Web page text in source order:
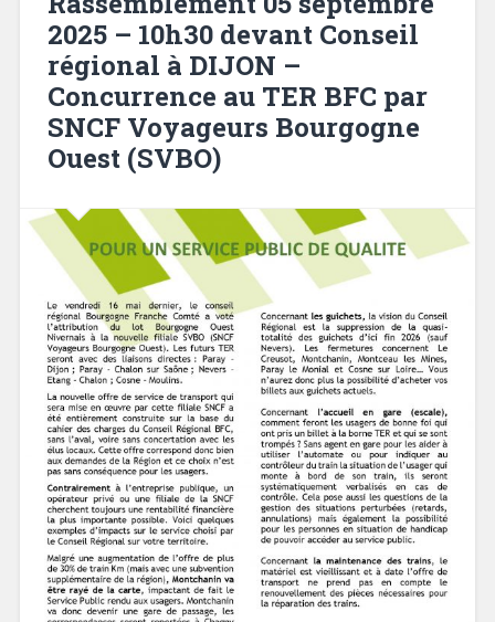
2025 – 10h30 devant Conseil
régional à DIJON –
Concurrence au TER BFC par
SNCF Voyageurs Bourgogne
Ouest (SVBO)